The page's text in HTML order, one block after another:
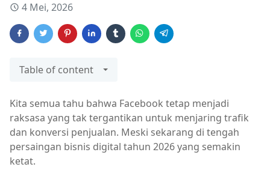
4 Mei, 2026
Table of content
Kita semua tahu bahwa Facebook tetap menjadi
raksasa yang tak tergantikan untuk menjaring trafik
dan konversi penjualan. Meski sekarang di tengah
persaingan bisnis digital tahun 2026 yang semakin
ketat.